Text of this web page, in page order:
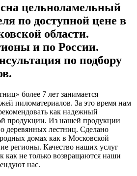
цельноламельный
по доступной цене в
области.
и по России.
по подбору
более 7 лет занимается
пиломатериалов. За это время нам
как надежный
продукции. Из нашей продукции
деревянных лестниц. Сделано
домах как в Московской
регионы. Качество наших услуг
как не только возвращаются наши
нас.